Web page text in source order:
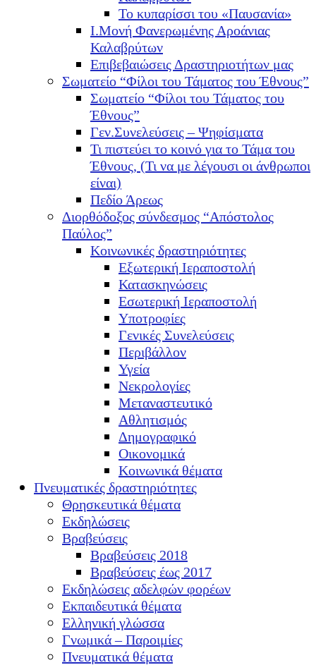
Το κυπαρίσσι του «Παυσανία»
Ι.Μονή Φανερωμένης Αροάνιας
Καλαβρύτων
Επιβεβαιώσεις Δραστηριοτήτων μας
Σωματείο “Φίλοι του Τάματος του Έθνους”
Σωματείο “Φίλοι του Τάματος του
Έθνους”
Γεν.Συνελεύσεις – Ψηφίσματα
Τι πιστεύει το κοινό για το Τάμα του
Έθνους, (Τι να με λέγουσι οι άνθρωποι
είναι)
Πεδίο Άρεως
Διορθόδοξος σύνδεσμος “Απόστολος
Παύλος”
Κοινωνικές δραστηριότητες
Εξωτερική Ιεραποστολή
Κατασκηνώσεις
Εσωτερική Ιεραποστολή
Υποτροφίες
Γενικές Συνελεύσεις
Περιβάλλον
Υγεία
Νεκρολογίες
Μεταναστευτικό
Αθλητισμός
Δημογραφικό
Οικονομικά
Κοινωνικά θέματα
Πνευματικές δραστηριότητες
Θρησκευτικά θέματα
Εκδηλώσεις
Βραβεύσεις
Βραβεύσεις 2018
Βραβεύσεις έως 2017
Εκδηλώσεις αδελφών φορέων
Εκπαιδευτικά θέματα
Ελληνική γλώσσα
Γνωμικά – Παροιμίες
Πνευματικά θέματα